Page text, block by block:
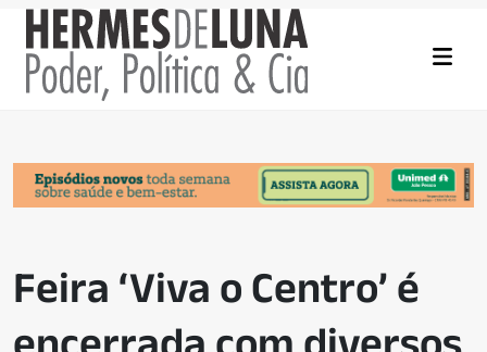
Feira ‘Viva o Centro’ é